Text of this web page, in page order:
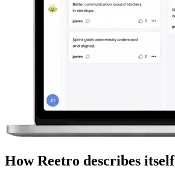
How Reetro describes itself